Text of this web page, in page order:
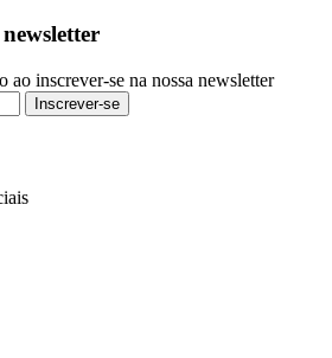
ao inscrever-se na nossa newsletter
Inscrever-se